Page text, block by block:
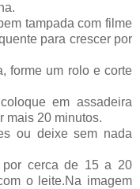
tampada com filme
para crescer por
forme um rolo e corte
em assadeira
mais 20 minutos.
ou deixe sem nada
por cerca de 15 a 20
o leite.Na imagem